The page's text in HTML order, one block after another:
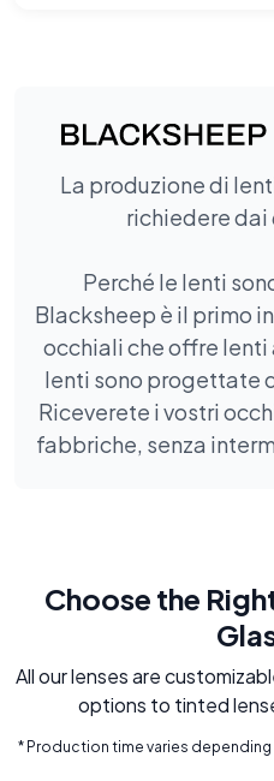
La produzione di
richiedere dai
Perché le lenti
Blacksheep è il primo
occhiali che offre
lenti sono progettate
Riceverete i vostri
fabbriche, senza
Choose the
All our lenses are
options to tinted
* Production time varies depending